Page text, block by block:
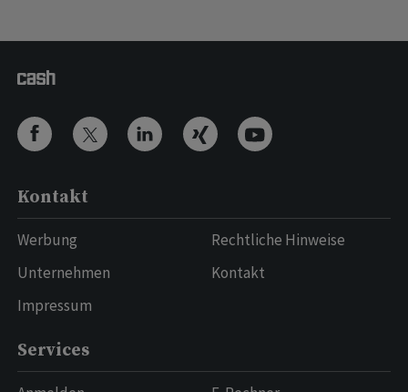
Kontakt
Werbung
Unternehmen
Impressum
Rechtliche Hinweise
Kontakt
Services